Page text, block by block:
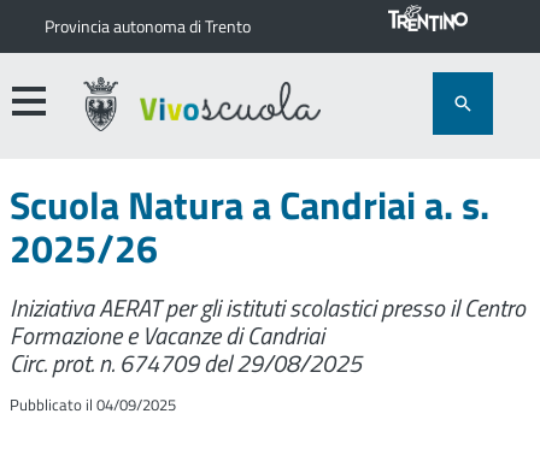
Provincia autonoma di Trento
Scuola Natura a Candriai a. s.
2025/26
Iniziativa AERAT per gli istituti scolastici presso il Centro
Formazione e Vacanze di Candriai
Circ. prot. n. 674709 del 29/08/2025
Pubblicato il 04/09/2025